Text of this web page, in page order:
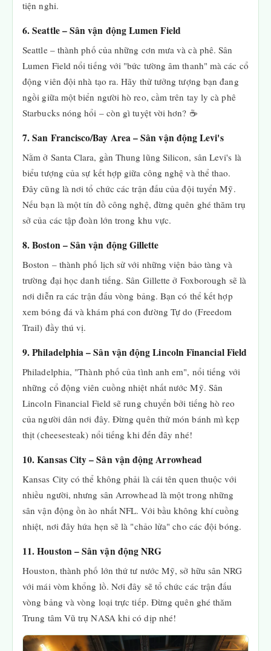
tiện nghi.
6. Seattle – Sân vận động Lumen Field
Seattle – thành phố của những cơn mưa và cà phê. Sân
Lumen Field nổi tiếng với "bức tường âm thanh" mà các cổ
động viên đội nhà tạo ra. Hãy thử tưởng tượng bạn đang
ngồi giữa một biển người hò reo, cầm trên tay ly cà phê
Starbucks nóng hổi – còn gì tuyệt vời hơn? ☕
7. San Francisco/Bay Area – Sân vận động Levi's
Nằm ở Santa Clara, gần Thung lũng Silicon, sân Levi's là
biểu tượng của sự kết hợp giữa công nghệ và thể thao.
Đây cũng là nơi tổ chức các trận đấu của đội tuyển Mỹ.
Nếu bạn là một tín đồ công nghệ, đừng quên ghé thăm trụ
sở của các tập đoàn lớn trong khu vực.
8. Boston – Sân vận động Gillette
Boston – thành phố lịch sử với những viện bảo tàng và
trường đại học danh tiếng. Sân Gillette ở Foxborough sẽ là
nơi diễn ra các trận đấu vòng bảng. Bạn có thể kết hợp
xem bóng đá và khám phá con đường Tự do (Freedom
Trail) đầy thú vị.
9. Philadelphia – Sân vận động Lincoln Financial Field
Philadelphia, "Thành phố của tình anh em", nổi tiếng với
những cổ động viên cuồng nhiệt nhất nước Mỹ. Sân
Lincoln Financial Field sẽ rung chuyển bởi tiếng hò reo
của người dân nơi đây. Đừng quên thử món bánh mì kẹp
thịt (cheesesteak) nổi tiếng khi đến đây nhé!
10. Kansas City – Sân vận động Arrowhead
Kansas City có thể không phải là cái tên quen thuộc với
nhiều người, nhưng sân Arrowhead là một trong những
sân vận động ồn ào nhất NFL. Với bầu không khí cuồng
nhiệt, nơi đây hứa hẹn sẽ là "chảo lửa" cho các đội bóng.
11. Houston – Sân vận động NRG
Houston, thành phố lớn thứ tư nước Mỹ, sở hữu sân NRG
với mái vòm khổng lồ. Nơi đây sẽ tổ chức các trận đấu
vòng bảng và vòng loại trực tiếp. Đừng quên ghé thăm
Trung tâm Vũ trụ NASA khi có dịp nhé!